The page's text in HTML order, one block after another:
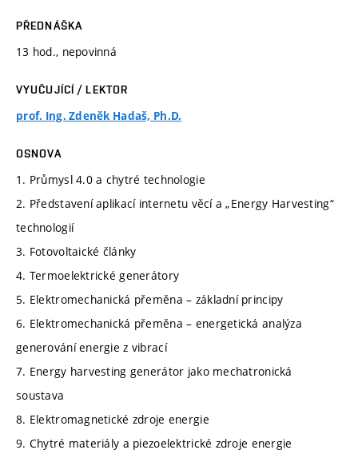
PŘEDNÁŠKA
13 hod., nepovinná
VYUČUJÍCÍ / LEKTOR
prof. Ing. Zdeněk Hadaš, Ph.D.
OSNOVA
1. Průmysl 4.0 a chytré technologie
2. Představení aplikací internetu věcí a „Energy Harvesting“
technologií
3. Fotovoltaické články
4. Termoelektrické generátory
5. Elektromechanická přeměna – základní principy
6. Elektromechanická přeměna – energetická analýza
generování energie z vibrací
7. Energy harvesting generátor jako mechatronická
soustava
8. Elektromagnetické zdroje energie
9. Chytré materiály a piezoelektrické zdroje energie